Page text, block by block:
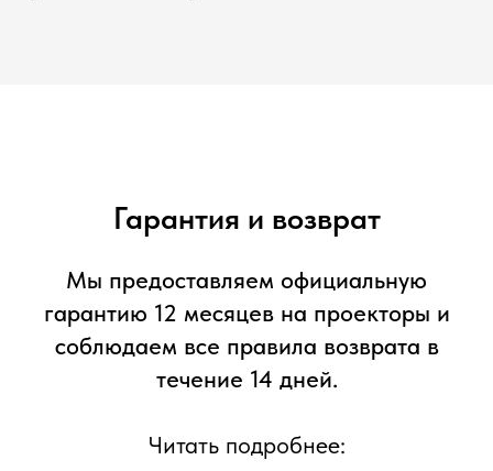
Гарантия и возврат
Мы предоставляем официальную
гарантию 12 месяцев на проекторы и
соблюдаем все правила возврата в
течение 14 дней.
Читать подробнее: